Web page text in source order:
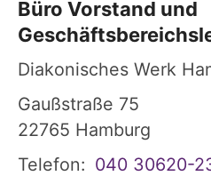
Büro Vorstand und
Diakonisches Werk
Gaußstraße 75
22765 Hamburg
Telefon: 040 30620-